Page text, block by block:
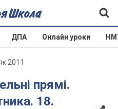
ДПА Онлайн уроки
2011
18.